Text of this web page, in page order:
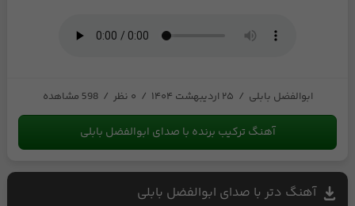
ابوالفضل بابلی / ۲۵ اردیبهشت ۱۴۰۴ / ۰ نظر / 598 مشاهده
آهنگ ترکیب برنده با صدای ابوالفضل بابلی
آهنگ دتر با صدای ابوالفضل بابلی